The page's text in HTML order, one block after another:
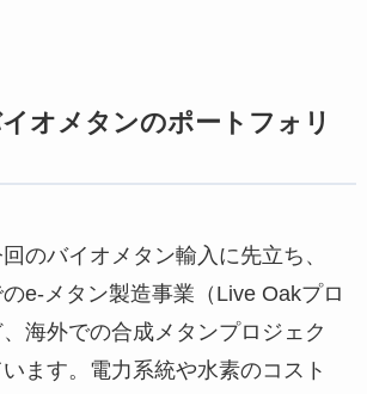
オメタンのポートフォリ
のバイオメタン輸入に先立ち、
e-メタン製造事業（Live Oakプロ
海外での合成メタンプロジェク
ます。電力系統や水素のコスト